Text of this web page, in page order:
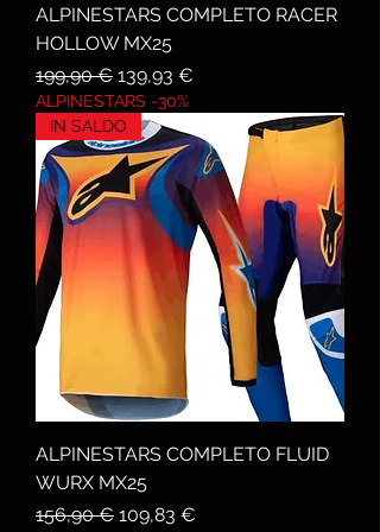
ALPINESTARS COMPLETO RACER
HOLLOW MX25
Prezzo regolare
199,90 € Prezzo scontato
139,93 €
ALPINESTARS -30%
IN SALDO
ALPINESTARS COMPLETO FLUID
WURX MX25
Prezzo regolare
156,90 € Prezzo scontato
109,83 €